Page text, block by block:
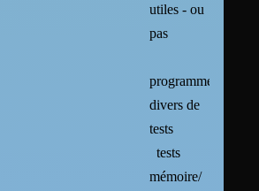
utiles - ou
pas
programmes
divers de
tests
tests
mémoire/